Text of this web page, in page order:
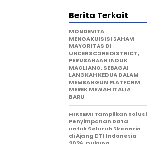
Berita Terkait
MONDEVITA
MENGAKUISISI SAHAM
MAYORITAS DI
UNDERSCORE DISTRICT,
PERUSAHAAN INDUK
MAGLIANO, SEBAGAI
LANGKAH KEDUA DALAM
MEMBANGUN PLATFORM
MEREK MEWAH ITALIA
BARU
HIKSEMI Tampilkan Solusi
Penyimpanan Data
untuk Seluruh Skenario
di Ajang DTI Indonesia